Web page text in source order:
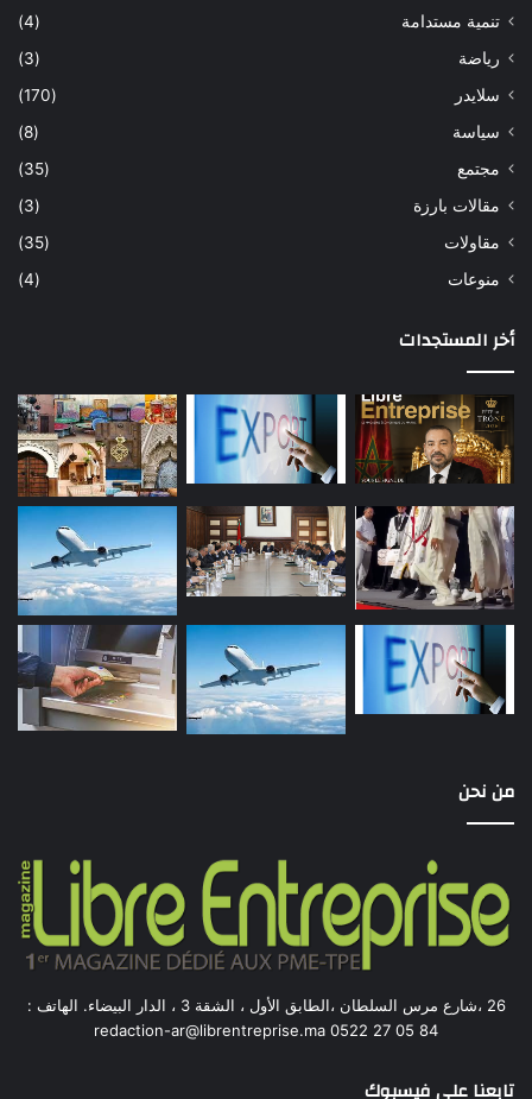
تنمية مستدامة
(4)
رياضة
(3)
سلايدر
(170)
سياسة
(8)
مجتمع
(35)
مقالات بارزة
(3)
مقاولات
(35)
منوعات
(4)
أخر المستجدات
من نحن
26 ،شارع مرس السلطان ،الطابق الأول ، الشقة 3 ، الدار البيضاء. الهاتف :
84 05 27 0522 redaction-ar@librentreprise.ma
تابعنا على فيسبوك